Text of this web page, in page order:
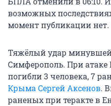
возможных
момент публикации нет.
Тяжёлый удар
Симферополь. При атаке
погибли 3 человека, 7
Крыма Сергей Аксенов.
раненых при теракте в